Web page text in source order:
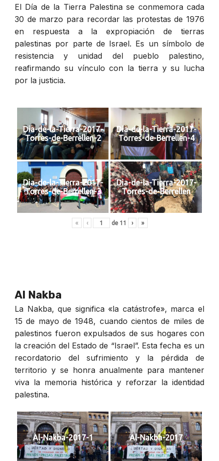
El Día de la Tierra Palestina se conmemora cada
30 de marzo para recordar las protestas de 1976
en respuesta a la expropiación de tierras
palestinas por parte de Israel. Es un símbolo de
resistencia y unidad del pueblo palestino,
reafirmando su vínculo con la tierra y su lucha
por la justicia.
Dia-de-la-Tierra-2017-
Torres-de-Berrellen-2
Dia-de-la-Tierra-2017-
Torres-de-Berrellen-4
Dia-de-la-Tierra-2017-
Torres-de-Berrellen-3
Dia-de-la-Tierra-2017-
Torres-de-Berrellen
« ‹ de 11 › »
Al Nakba
La Nakba, que significa «la catástrofe», marca el
15 de mayo de 1948, cuando cientos de miles de
palestinos fueron expulsados de sus hogares con
la creación del Estado de “Israel”. Esta fecha es un
recordatorio del sufrimiento y la pérdida de
territorio y se honra anualmente para mantener
viva la memoria histórica y reforzar la identidad
palestina.
Al-Nakba-2017-1 Al-Nakba-2017